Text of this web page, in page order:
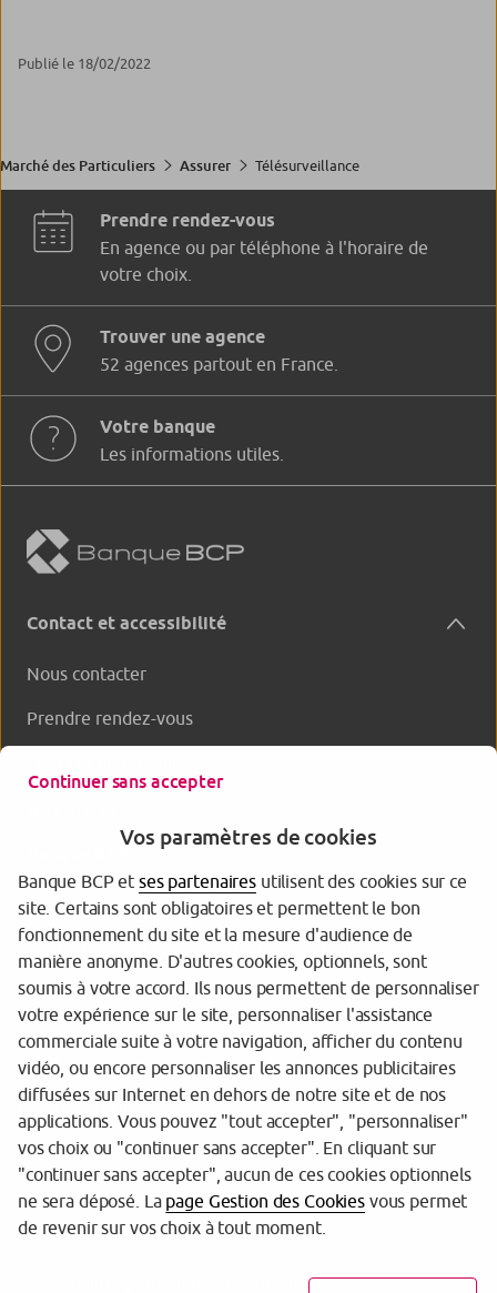
Publié le 18/02/2022
Marché des Particuliers Assurer Télésurveillance
Prendre rendez-vous
En agence ou par téléphone à l'horaire de
votre choix.
Trouver une agence
52 agences partout en France.
Votre banque
Les informations utiles.
Contact et accessibilité
Nous contacter
Prendre rendez-vous
Tarifs et informations réglementaires
Espace sécurité
Gestion des cookies
Protection de vos données personnelles
Mentions légales
Accessibilité (partiellement conforme)
Continuer sans accepter
Vos paramètres de cookies
Banque BCP etses partenairesutilisent des cookies sur ce
site. Certains sont obligatoires et permettent le bon
fonctionnement du site et la mesure d'audience de
manière anonyme. D'autres cookies, optionnels, sont
soumis à votre accord. Ils nous permettent de personnaliser
votre expérience sur le site, personnaliser l'assistance
commerciale suite à votre navigation, afficher du contenu
vidéo, ou encore personnaliser les annonces publicitaires
diffusées sur Internet en dehors de notre site et de nos
applications. Vous pouvez "tout accepter", "personnaliser"
vos choix ou "continuer sans accepter". En cliquant sur
"continuer sans accepter", aucun de ces cookies optionnels
ne sera déposé. La page Gestion des Cookiesvous permet
de revenir sur vos choix à tout moment.